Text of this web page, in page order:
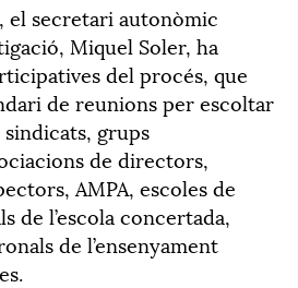
el secretari autonòmic
Miquel Soler, ha
del procés, que
de reunions per escoltar
sindicats, grups
de directors,
AMPA, escoles de
de l’escola concertada,
de l’ensenyament